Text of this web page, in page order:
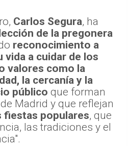
Carlos Segura, ha
de la pregonera
reconocimiento a
vida a cuidar de los
valores como la
la cercanía y la
público que forman
Madrid y que reflejan
fiestas populares, que
las tradiciones y el